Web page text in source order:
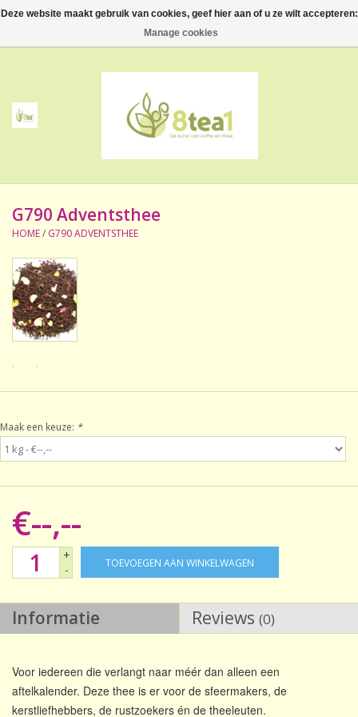
0 Artikelen - €--,--
Thee
Accessoires
NIEUW! Verpakte thee
BeppeDeli en 8tea1
Contact
Sale!
Laatste kans!
G790 Adventsthee
HOME/ G790 ADVENTSTHEE
Maak een keuze: *
€--,--
+
-
TOEVOEGEN AAN WINKELWAGEN
Informatie Reviews (0)
Voor iedereen die verlangt naar méér dan alleen een
aftelkalender. Deze thee is er voor de sfeermakers, de
kerstliefhebbers, de rustzoekers én de theeleuten.
Deze website maakt gebruik van cookies, geef hier aan of u ze wilt accepteren:
Manage cookies